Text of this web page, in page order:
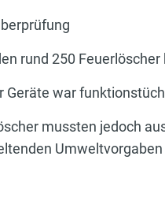
rund 250
Geräte war
mussten jedoch